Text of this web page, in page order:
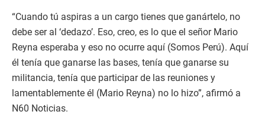
“Cuando tú aspiras a un cargo tienes que ganártelo, no
debe ser al ‘dedazo’. Eso, creo, es lo que el señor Mario
Reyna esperaba y eso no ocurre aquí (Somos Perú). Aquí
él tenía que ganarse las bases, tenía que ganarse su
militancia, tenía que participar de las reuniones y
lamentablemente él (Mario Reyna) no lo hizo”, afirmó a
N60 Noticias.